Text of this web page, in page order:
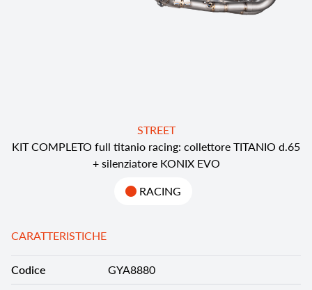
STREET
KIT COMPLETO full titanio racing: collettore TITANIO d.65
+ silenziatore KONIX EVO
RACING
CARATTERISTICHE
Codice
GYA8880